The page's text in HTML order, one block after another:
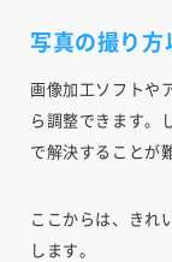
写真の撮り
画像加工ソフトや
ら調整できます。
で解決することが
ここからは、きれ
します。